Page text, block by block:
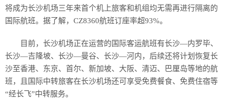
将成为长沙机场三年来首个机上旅客和机组均无需再进行隔离的
国际航班。据了解，CZ8360航班订座率超93%。
目前，长沙机场正在运营的国际客运航班有长沙—内罗毕、
长沙—吉隆坡、长沙—曼谷、长沙—河内，后续还将计划恢复长
沙至香港、东京、首尔、新加坡、大阪、清迈、巴厘岛等地的航
班，且国际中转旅客在长沙机场还可享受免费餐食、免费住宿等
“经长飞”中转服务。